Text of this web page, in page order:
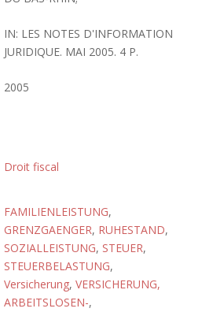
IN: LES NOTES D'INFORMATION
JURIDIQUE. MAI 2005. 4 P.
2005
Droit fiscal
FAMILIENLEISTUNG,
GRENZGAENGER, RUHESTAND,
SOZIALLEISTUNG, STEUER,
STEUERBELASTUNG,
Versicherung, VERSICHERUNG,
ARBEITSLOSEN-,